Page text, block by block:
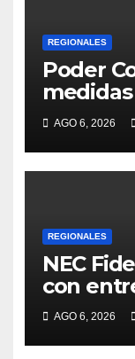
REGIONALES
Poder
servicio
AGO 6, 2026
REGIONALES
NEC
con
AGO 6, 2026